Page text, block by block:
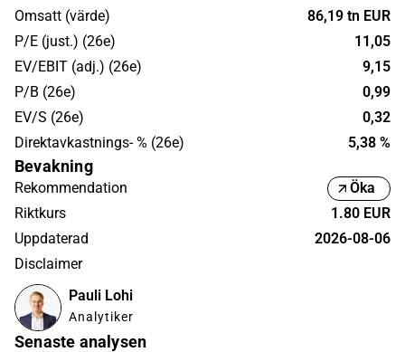
Huvudkontoret ligger i Turku.
Omsatt (värde)
86,19 tn EUR
P/E (just.) (26e)
11,05
EV/EBIT (adj.) (26e)
9,15
P/B (26e)
0,99
EV/S (26e)
0,32
Direktavkastnings- % (26e)
5,38 %
Bevakning
Rekommendation
Öka
Riktkurs
1.80 EUR
Uppdaterad
2026-08-06
Disclaimer
Pauli Lohi
Analytiker
Senaste analysen